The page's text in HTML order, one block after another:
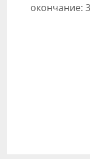
окончание: